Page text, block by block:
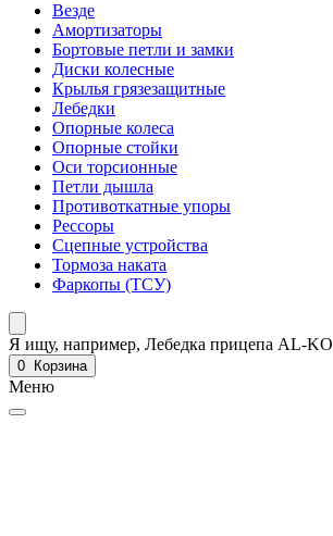
Везде
Амортизаторы
Бортовые петли и замки
Диски колесные
Крылья грязезащитные
Лебедки
Опорные колеса
Опорные стойки
Оси торсионные
Петли дышла
Противоткатные упоры
Рессоры
Сцепные устройства
Тормоза наката
Фаркопы (ТСУ)
Я ищу, например, Лебедка прицепа AL-KO
0 Корзина
Меню